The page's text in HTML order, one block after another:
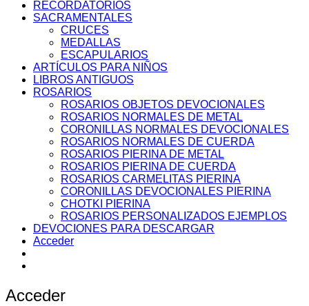
RECORDATORIOS
SACRAMENTALES
CRUCES
MEDALLAS
ESCAPULARIOS
ARTÍCULOS PARA NIÑOS
LIBROS ANTIGUOS
ROSARIOS
ROSARIOS OBJETOS DEVOCIONALES
ROSARIOS NORMALES DE METAL
CORONILLAS NORMALES DEVOCIONALES
ROSARIOS NORMALES DE CUERDA
ROSARIOS PIERINA DE METAL
ROSARIOS PIERINA DE CUERDA
ROSARIOS CARMELITAS PIERINA
CORONILLAS DEVOCIONALES PIERINA
CHOTKI PIERINA
ROSARIOS PERSONALIZADOS EJEMPLOS
DEVOCIONES PARA DESCARGAR
Acceder
Acceder